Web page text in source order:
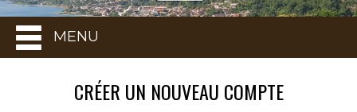
MENU
CRÉER UN NOUVEAU COMPTE